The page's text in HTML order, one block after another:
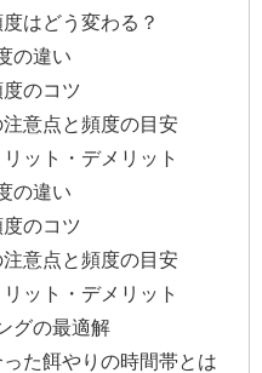
はどう変わる？
の違い
のコツ
意点と頻度の目安
ット・デメリット
の違い
のコツ
意点と頻度の目安
ット・デメリット
グの最適解
た餌やりの時間帯とは